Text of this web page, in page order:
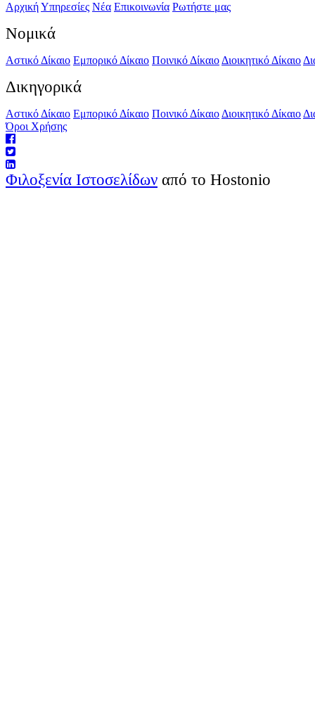
ΑρχικήΥπηρεσίες Νέα Επικοινωνία Ρωτήστε μας
Νομικά
Αστικό Δίκαιο Εμπορικό Δίκαιο Ποινικό Δίκαιο Διοικητικό Δίκαιο
Δικηγορικά
Αστικό Δίκαιο Εμπορικό Δίκαιο Ποινικό Δίκαιο Διοικητικό Δίκαιο
Όροι Χρήσης
Φιλοξενία Ιστοσελίδων από το Hostonio